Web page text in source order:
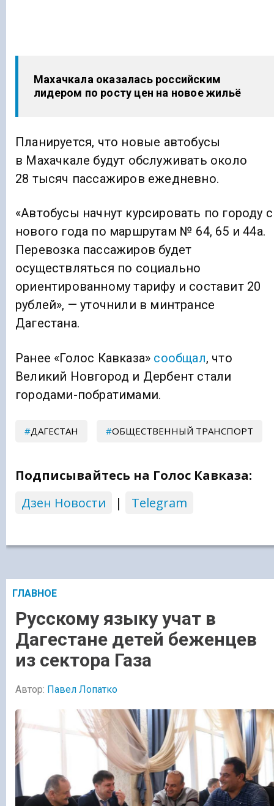
Махачкала оказалась российским
лидером по росту цен на новое жильё
Планируется, что новые автобусы
в Махачкале будут обслуживать около
28 тысяч пассажиров ежедневно.
«Автобусы начнут курсировать по городу с
нового года по маршрутам № 64, 65 и 44а.
Перевозка пассажиров будет
осуществляться по социально
ориентированному тарифу и составит 20
рублей», — уточнили в минтрансе
Дагестана.
Ранее «Голос Кавказа» сообщал, что
Великий Новгород и Дербент стали
городами-побратимами.
ДАГЕСТАН ОБЩЕСТВЕННЫЙ ТРАНСПОРТ
Подписывайтесь на Голос Кавказа:
Дзен Новости
| Telegram
ГЛАВНОЕ
Русскому языку учат в
Дагестане детей беженцев
из сектора Газа
Автор: Павел Лопатко